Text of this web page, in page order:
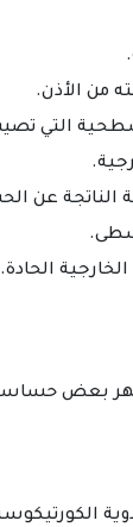
من الأذن.
التي
الناتجة عن
الحادة.
بعض